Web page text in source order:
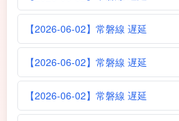
【2026-06-02】常磐線 遅延
【2026-06-02】常磐線 遅延
【2026-06-02】常磐線 遅延